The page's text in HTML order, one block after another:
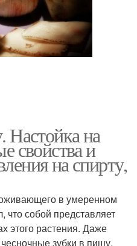
Настойка на
свойства и
на спирту,
в умеренном
что собой представляет
этого растения. Даже
зубки в пищу,